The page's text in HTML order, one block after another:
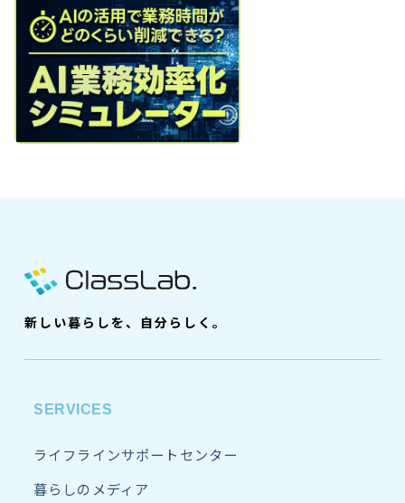
新しい暮らしを、自分らしく。
SERVICES
ライフラインサポートセンター
暮らしのメディア